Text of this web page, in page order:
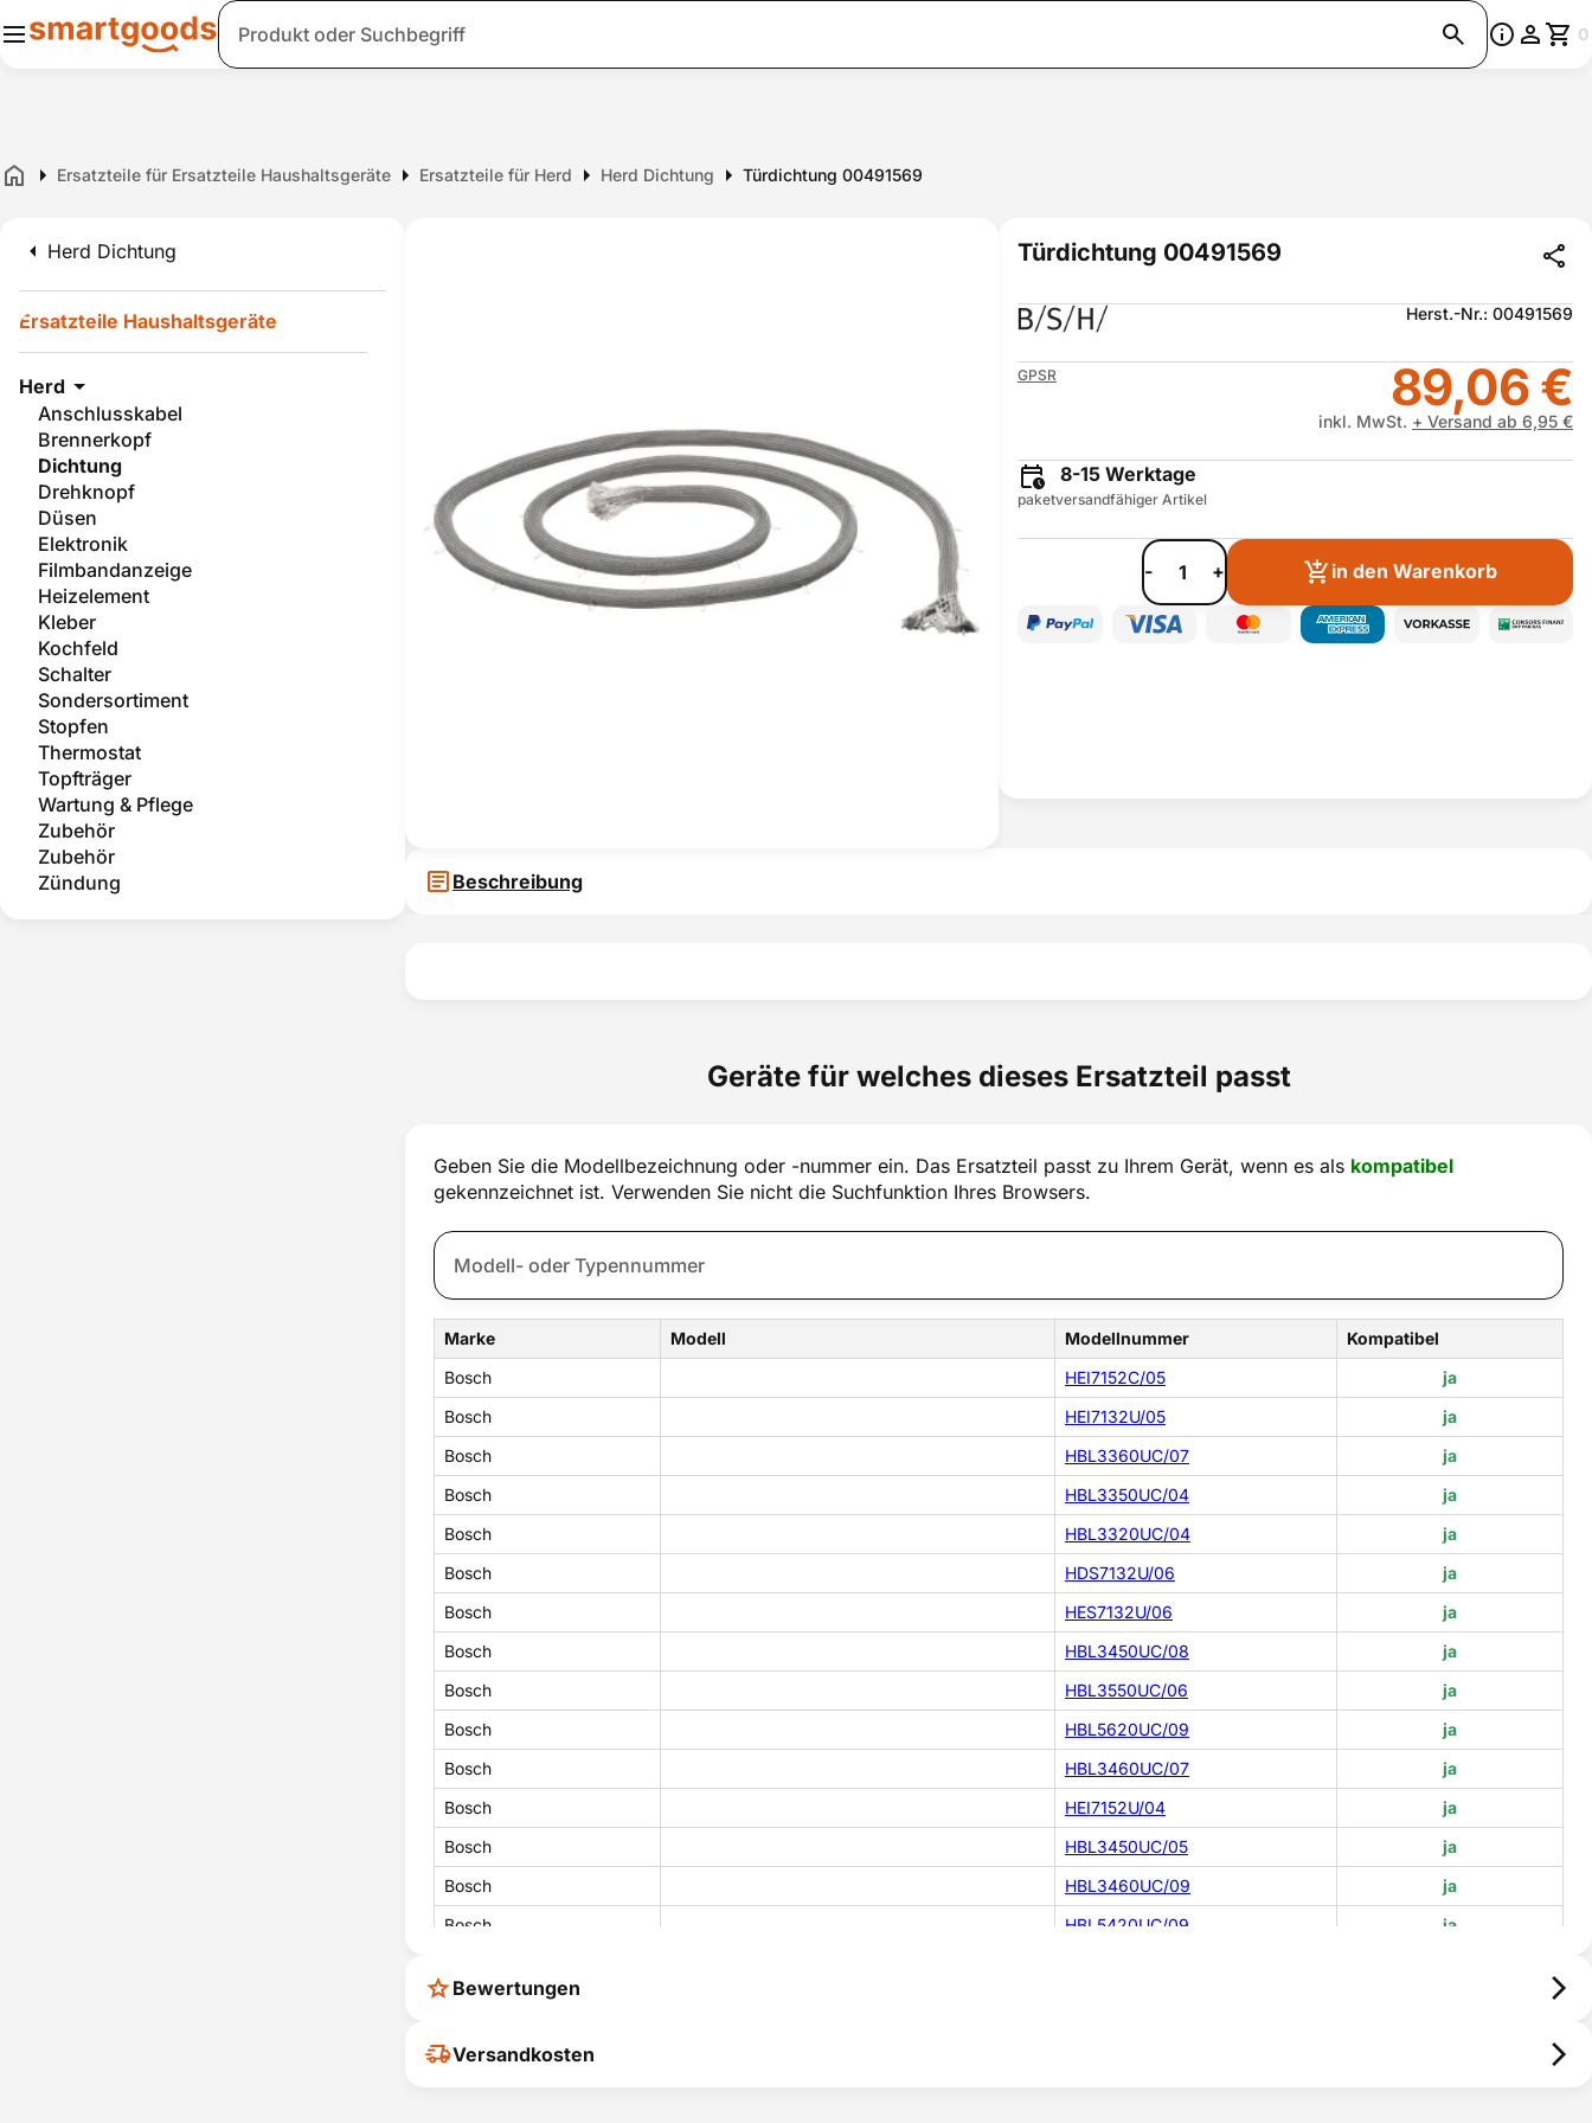
Suche 0
Home Ersatzteile für Ersatzteile Haushaltsgeräte Ersatzteile für Herd Herd Dichtung Türdichtung 00491569
Herd Dichtung
Ersatzteile Haushaltsgeräte
Herd
Anschlusskabel
Brennerkopf
Dichtung
Drehknopf
Düsen
Elektronik
Filmbandanzeige
Heizelement
Kleber
Kochfeld
Schalter
Sondersortiment
Stopfen
Thermostat
Topfträger
Wartung & Pflege
Zubehör
Zubehör
Zündung
Türdichtung 00491569
Herst.-Nr.: 00491569
GPSR 89,06 €
inkl. MwSt. + Versand ab 6,95 €
8-15 Werktage
paketversandfähiger Artikel
- + in den Warenkorb
Beschreibung
Geräte für welches dieses Ersatzteil passt
Geben Sie die Modellbezeichnung oder -nummer ein. Das Ersatzteil passt zu Ihrem Gerät, wenn es als kompatibel
gekennzeichnet ist. Verwenden Sie nicht die Suchfunktion Ihres Browsers.
Marke Modell Modellnummer
Kompatibel
Bosch
HEI7152C/05
ja
Bosch
HEI7132U/05
ja
Bosch
HBL3360UC/07
ja
Bosch
HBL3350UC/04
ja
Bosch
HBL3320UC/04
ja
Bosch
HDS7132U/06
ja
Bosch
HES7132U/06
ja
Bosch
HBL3450UC/08
ja
Bosch
HBL3550UC/06
ja
Bosch
HBL5620UC/09
ja
Bosch
HBL3460UC/07
ja
Bosch
HEI7152U/04
ja
Bosch
HBL3450UC/05
ja
Bosch
HBL3460UC/09
ja
Bosch
HBL5420UC/09
ja
Bosch
Bosch
Bewertungen
Ihr Feedback hilft uns, uns ständig zu
Versandkosten